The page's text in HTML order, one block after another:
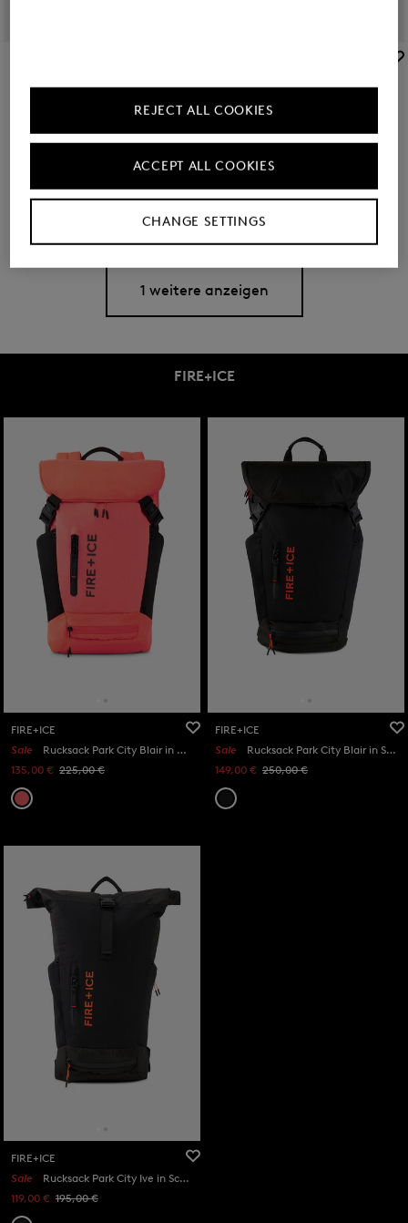
Sie haben 8 von 9 Produkten angesehen
1 weitere anzeigen
FIRE+ICE
FIRE+ICE
Sale
Rucksack Park City Blair in Orange/Schwarz
135,00 € 225,00 €
FIRE+ICE
Sale
Rucksack Park City Blair in Schwarz
149,00 € 250,00 €
FIRE+ICE
Sale
Rucksack Park City Ive in Schwarz
119,00 € 195,00 €
CHANGE SETTINGS
REJECT ALL COOKIES
ACCEPT ALL COOKIES